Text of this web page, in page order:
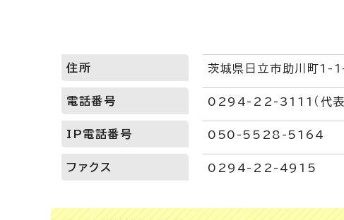
住所 茨城県日立市助川町
電話番号 0294-22-3111（
IP電話番号 050-5528-5164
ファクス 0294-22-4915